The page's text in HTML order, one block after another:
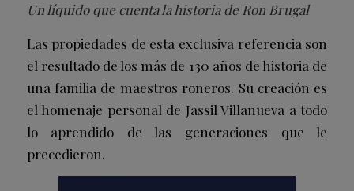
Un líquido que cuenta la historia de Ron Brugal
Las propiedades de esta exclusiva referencia son
el resultado de los más de 130 años de historia de
una familia de maestros roneros. Su creación es
el homenaje personal de Jassil Villanueva a todo
lo aprendido de las generaciones que le
precedieron.